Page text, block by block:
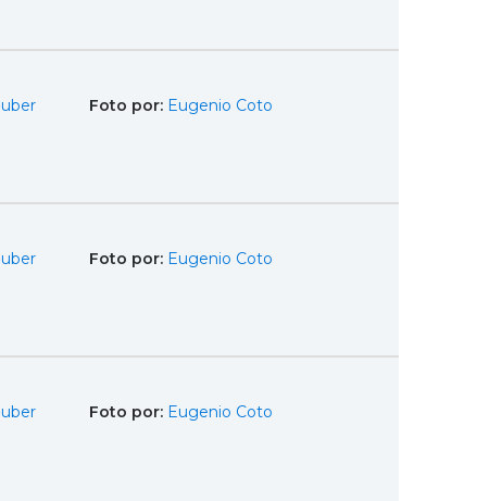
Foto por: Eugenio Coto
Foto por: Eugenio Coto
Foto por: Eugenio Coto